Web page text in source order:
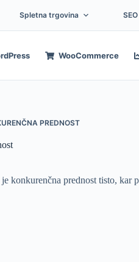
Spletna trgovina SEO
WooCommerce
PREDNOST
konkurenčna prednost tisto, kar